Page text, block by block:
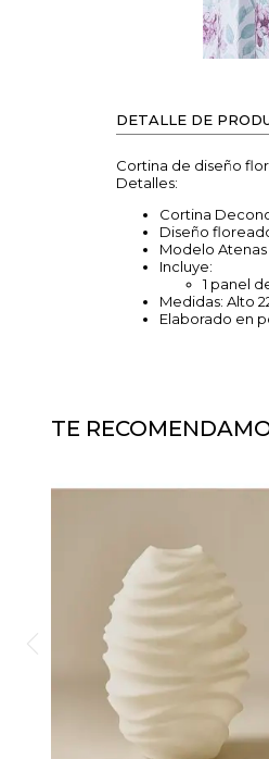
DETALLE DE
Cortina de diseño
Detalles:
Cortina
Diseño
Modelo Atenas
Incluye:
1 panel
Medidas: Alto
Elaborado en
TE